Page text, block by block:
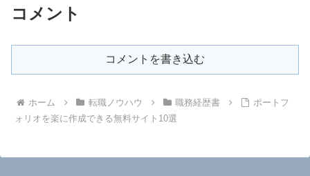
コメント
コメントを書き込む
ホーム 転職ノウハウ 職務経歴書
ポートフ
ォリオを楽に作成できる無料サイト10選